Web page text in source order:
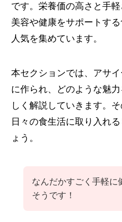
です。栄養価の高さと手軽
美容や健康をサポートす
人気を集めています。
本セクションでは、アサ
に作られ、どのような魅
しく解説していきます。
日々の食生活に取り入れ
ょう。
なんだかすごく手軽に
そうです！